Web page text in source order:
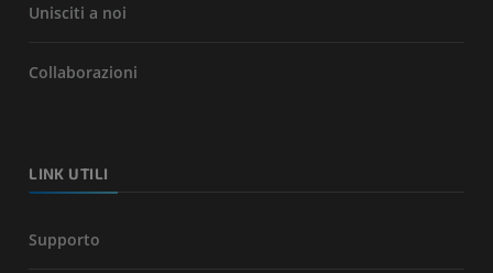
Unisciti a noi
Collaborazioni
LINK UTILI
Supporto